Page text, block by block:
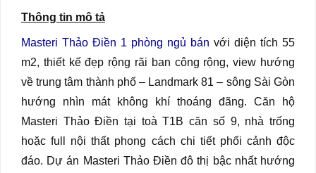
Thông tin mô tả
Masteri Thảo Điền 1 phòng ngủ bán với diện tích 55
m2, thiết kế đẹp rộng rãi ban công rộng, view hướng
về trung tâm thành phố – Landmark 81 – sông Sài Gòn
hướng nhìn mát không khí thoáng đãng. Căn hộ
Masteri Thảo Điền tại toà T1B căn số 9, nhà trống
hoặc full nội thất phong cách chi tiết phối cảnh độc
đáo. Dự án Masteri Thảo Điền đô thị bậc nhất hướng